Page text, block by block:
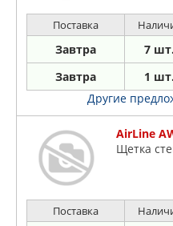
Поставка
Завтра 7 шт.
Завтра 1 шт.
Другие
AirLine
Щетка
Поставка